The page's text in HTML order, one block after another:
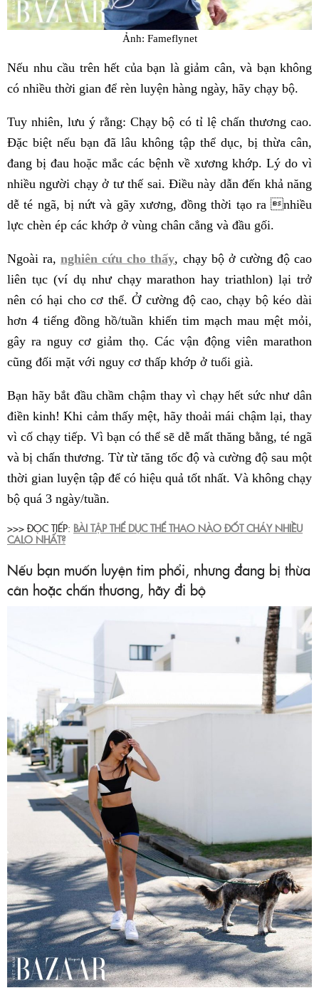
Ảnh: Fameflynet
Nếu nhu cầu trên hết của bạn là giảm cân, và bạn không
có nhiều thời gian để rèn luyện hàng ngày, hãy chạy bộ.
Tuy nhiên, lưu ý rằng: Chạy bộ có tỉ lệ chấn thương cao.
Đặc biệt nếu bạn đã lâu không tập thể dục, bị thừa cân,
đang bị đau hoặc mắc các bệnh về xương khớp. Lý do vì
nhiều người chạy ở tư thế sai. Điều này dẫn đến khả năng
dễ té ngã, bị nứt và gãy xương, đồng thời tạo ra nhiều
lực chèn ép các khớp ở vùng chân cẳng và đầu gối.
Ngoài ra,nghiên cứu cho thấy, chạy bộ ở cường độ cao
liên tục (ví dụ như chạy marathon hay triathlon) lại trở
nên có hại cho cơ thể. Ở cường độ cao, chạy bộ kéo dài
hơn 4 tiếng đồng hồ/tuần khiến tim mạch mau mệt mỏi,
gây ra nguy cơ giảm thọ. Các vận động viên marathon
cũng đối mặt với nguy cơ thấp khớp ở tuổi già.
Bạn hãy bắt đầu chầm chậm thay vì chạy hết sức như dân
điền kinh! Khi cảm thấy mệt, hãy thoải mái chậm lại, thay
vì cố chạy tiếp. Vì bạn có thể sẽ dễ mất thăng bằng, té ngã
và bị chấn thương. Từ từ tăng tốc độ và cường độ sau một
thời gian luyện tập để có hiệu quả tốt nhất. Và không chạy
bộ quá 3 ngày/tuần.
>>> ĐỌC TIẾP: BÀI TẬP THỂ DỤC THỂ THAO NÀO ĐỐT CHÁY NHIỀU
CALO NHẤT?
Nếu bạn muốn luyện tim phổi, nhưng đang bị thừa
cân hoặc chấn thương, hãy đi bộ